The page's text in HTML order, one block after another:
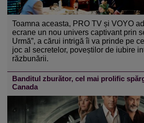
Toamna aceasta, PRO TV și VOYO
ecrane un nou univers captivant prin
Urmă”, a cărui intrigă îi va prinde pe
joc al secretelor, poveștilor de iubire
răzbunării.
Banditul zburător, cel mai prolific
Canada